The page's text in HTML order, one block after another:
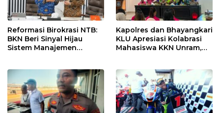
Reformasi Birokrasi NTB:
BKN Beri Sinyal Hijau
Sistem Manajemen
Kapolres dan Bhayangkari
KLU Apresiasi Kolabrasi
Mahasiswa KKN Unram,